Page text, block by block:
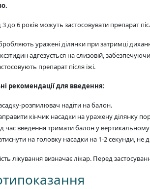
3 до 6 років можуть застосовувати препарат
уражені ділянки при затримці
адгезується на слизовій,
препарат після їжі.
рекомендації для введення:
розпилювач надіти на балон.
кінчик насадки на уражену ділянку
час введення тримати балон у
на головку насадки на 1-2 секунди, не
лікування визначає лікар. Перед